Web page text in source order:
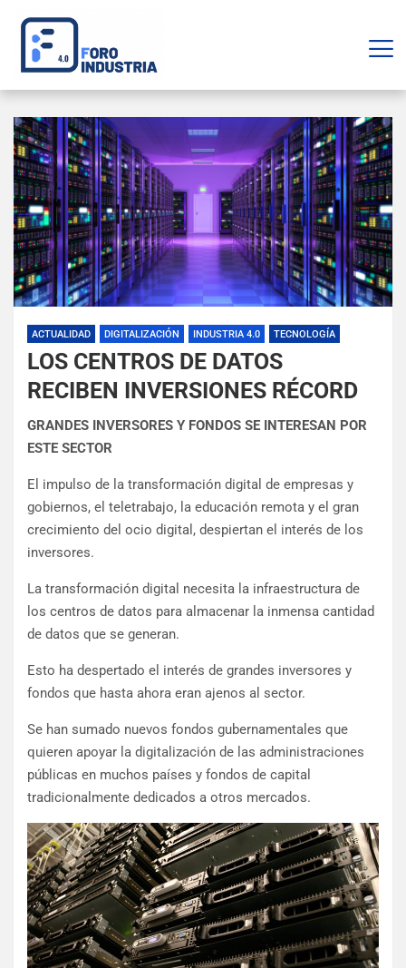
ACTUALIDAD DIGITALIZACIÓN INDUSTRIA 4.0 TECNOLOGÍA
LOS CENTROS DE DATOS
RECIBEN INVERSIONES RÉCORD
GRANDES INVERSORES Y FONDOS SE INTERESAN POR
ESTE SECTOR
El impulso de la transformación digital de empresas y
gobiernos, el teletrabajo, la educación remota y el gran
crecimiento del ocio digital, despiertan el interés de los
inversores.
La transformación digital necesita la infraestructura de
los centros de datos para almacenar la inmensa cantidad
de datos que se generan.
Esto ha despertado el interés de grandes inversores y
fondos que hasta ahora eran ajenos al sector.
Se han sumado nuevos fondos gubernamentales que
quieren apoyar la digitalización de las administraciones
públicas en muchos países y fondos de capital
tradicionalmente dedicados a otros mercados.